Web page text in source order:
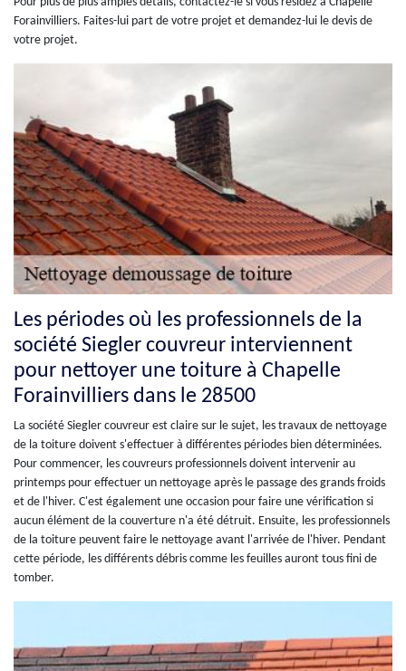
Forainvilliers. Faites-lui part de votre projet et demandez-lui le devis de
votre projet.
Les périodes où les professionnels de la
société Siegler couvreur interviennent
pour nettoyer une toiture à Chapelle
Forainvilliers dans le 28500
La société Siegler couvreur est claire sur le sujet, les travaux de nettoyage
de la toiture doivent s'effectuer à différentes périodes bien déterminées.
Pour commencer, les couvreurs professionnels doivent intervenir au
printemps pour effectuer un nettoyage après le passage des grands froids
et de l'hiver. C'est également une occasion pour faire une vérification si
aucun élément de la couverture n'a été détruit. Ensuite, les professionnels
de la toiture peuvent faire le nettoyage avant l'arrivée de l'hiver. Pendant
cette période, les différents débris comme les feuilles auront tous fini de
tomber.